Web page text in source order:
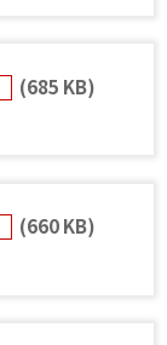
(685 KB)
(660 KB)